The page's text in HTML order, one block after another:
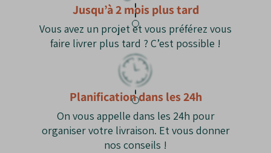
Les inconvénients du Frêne :
Taille imposante : Peut atteindre plus de 20
Sensible aux maladies: Risque de
dans certaines régions.
Système racinaire puissant: À éloigner des
constructions et canalisations.
Jusqu’à 2 mois plus tard
Vous avez un projet et vous préférez vous
faire livrer plus tard ? C’est possible !
Planification dans les 24h
On vous appelle dans les 24h pour
organiser votre livraison. Et vous donner
nos conseils !